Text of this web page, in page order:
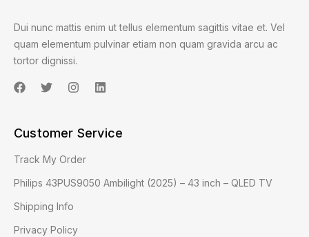
Dui nunc mattis enim ut tellus elementum sagittis vitae et. Vel
quam elementum pulvinar etiam non quam gravida arcu ac
tortor dignissi.
Customer Service
Track My Order
Philips 43PUS9050 Ambilight (2025) – 43 inch – QLED TV
Shipping Info
Privacy Policy